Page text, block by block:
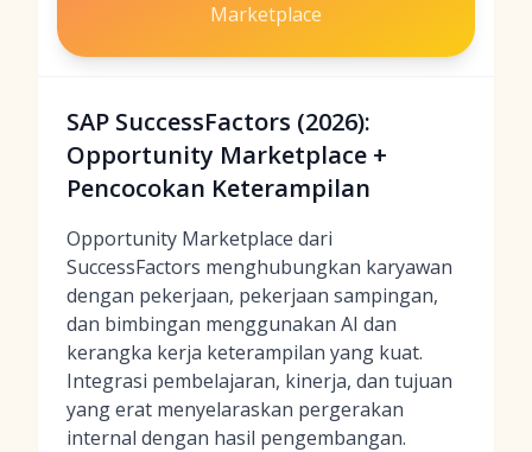
Marketplace
SAP SuccessFactors (2026):
Opportunity Marketplace +
Pencocokan Keterampilan
Opportunity Marketplace dari
SuccessFactors menghubungkan karyawan
dengan pekerjaan, pekerjaan sampingan,
dan bimbingan menggunakan AI dan
kerangka kerja keterampilan yang kuat.
Integrasi pembelajaran, kinerja, dan tujuan
yang erat menyelaraskan pergerakan
internal dengan hasil pengembangan.